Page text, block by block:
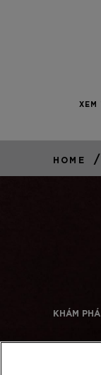
XEM
HOME /
KHÁM